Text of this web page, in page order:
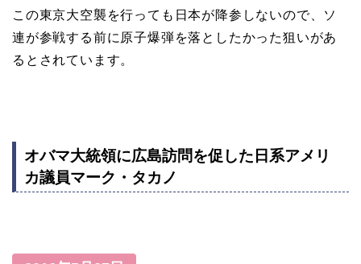
この東京大空襲を行っても日本が降参しないので、ソ
連が参戦する前に原子爆弾を落としたかった狙いがあ
るとされています。
オバマ大統領に広島訪問を促した日系アメリ
カ議員マーク・タカノ